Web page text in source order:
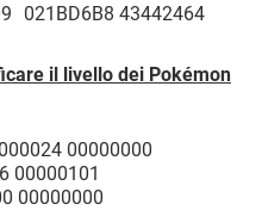
021BD6B8 43442464
il livello dei Pokémon
00000000
00000101
00000000